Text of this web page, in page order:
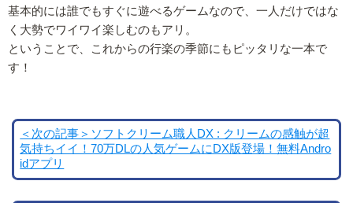
基本的には誰でもすぐに遊べるゲームなので、一人だけではな
く大勢でワイワイ楽しむのもアリ。
ということで、これからの行楽の季節にもピッタリな一本で
す！
＜次の記事＞ソフトクリーム職人DX : クリームの感触が超
気持ちイイ！70万DLの人気ゲームにDX版登場！無料Andro
idアプリ